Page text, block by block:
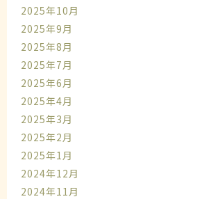
2025年10月
2025年9月
2025年8月
2025年7月
2025年6月
2025年4月
2025年3月
2025年2月
2025年1月
2024年12月
2024年11月